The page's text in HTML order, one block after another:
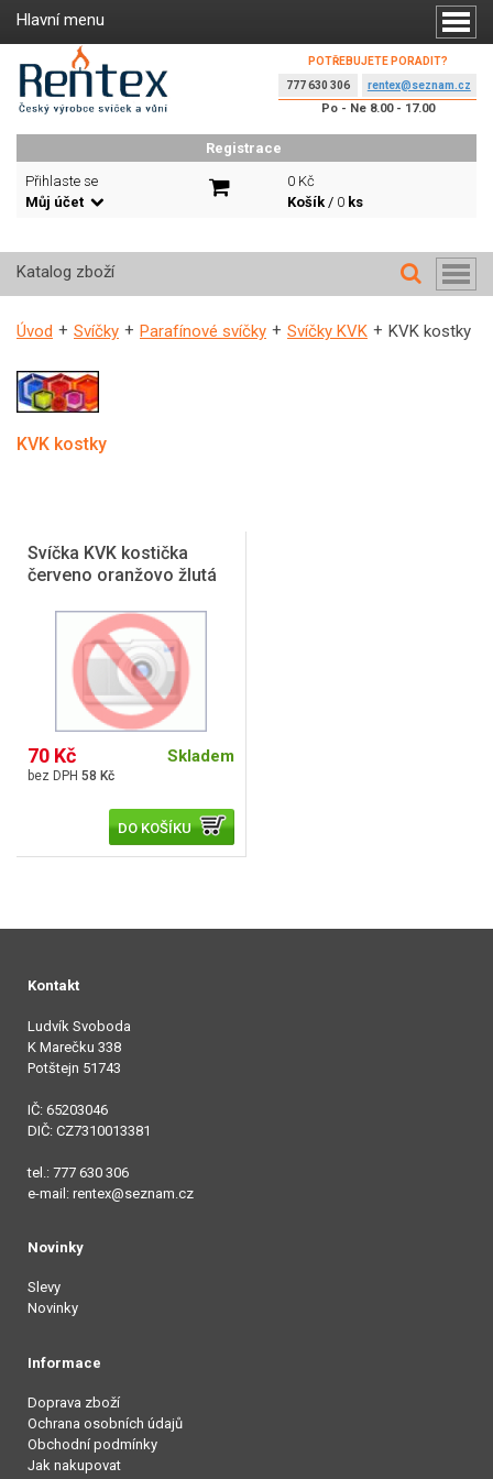
POTŘEBUJETE PORADIT?
777 630 306
rentex@seznam.cz
Po - Ne 8.00 - 17.00
Registrace
Přihlaste se
Můj účet
0 Kč
Košík/ 0 ks
Hlavní menu
Katalog zboží
Úvod Svíčky Parafínové svíčky Svíčky KVK KVK kostky
KVK kostky
Svíčka KVK kostička
červeno oranžovo žlutá
70 Kč
58 Kč
Skladem
DO KOŠÍKU
Kontakt
Ludvík Svoboda
K Marečku 338
Potštejn 51743
IČ: 65203046
DIČ: CZ7310013381
tel.: 777 630 306
e-mail: rentex@seznam.cz
Novinky
Slevy
Novinky
Informace
Doprava zboží
Ochrana osobních údajů
Obchodní podmínky
Jak nakupovat